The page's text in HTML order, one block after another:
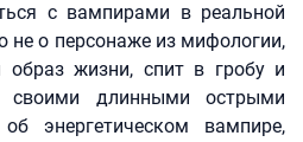
с вампирами в реальной
не о персонаже из мифологии,
образ жизни, спит в гробу и
длинными острыми
энергетическом вампире,